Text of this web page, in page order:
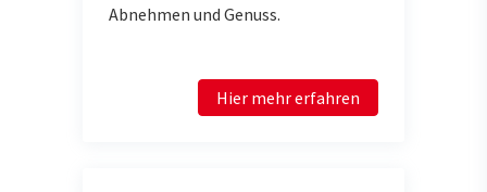
Abnehmen und Genuss.
Hier mehr erfahren